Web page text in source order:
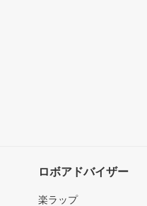
ロボアドバイザー
楽ラップ